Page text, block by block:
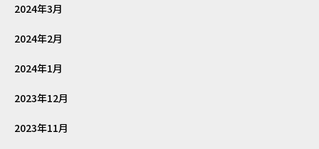
2024年3月
2024年2月
2024年1月
2023年12月
2023年11月